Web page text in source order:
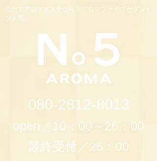
仙台でアロマエステなら！アロマファイブがダント
ツ人気。
080-2812-8013
open／10：00～26：00
最終受付／25：00